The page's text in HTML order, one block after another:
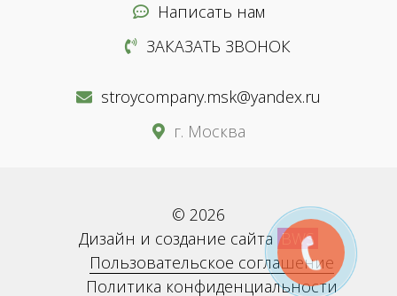
Написать нам
ЗАКАЗАТЬ ЗВОНОК
stroycompany.msk@yandex.ru
г. Москва
© 2026
Дизайн и создание сайта BWS
Пользовательское соглашение
Политика конфиденциальности